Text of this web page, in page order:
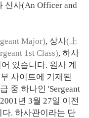
신사(An Officer and
Major), 상사(上
1st Class), 하사
있습니다. 원사 계
사이트에 기재된
중 하나인 'Sergeant
년 3월 27일 이전
. 하사관이라는 단